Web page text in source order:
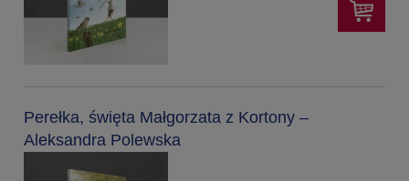
Perełka, święta Małgorzata z Kortony –
Aleksandra Polewska